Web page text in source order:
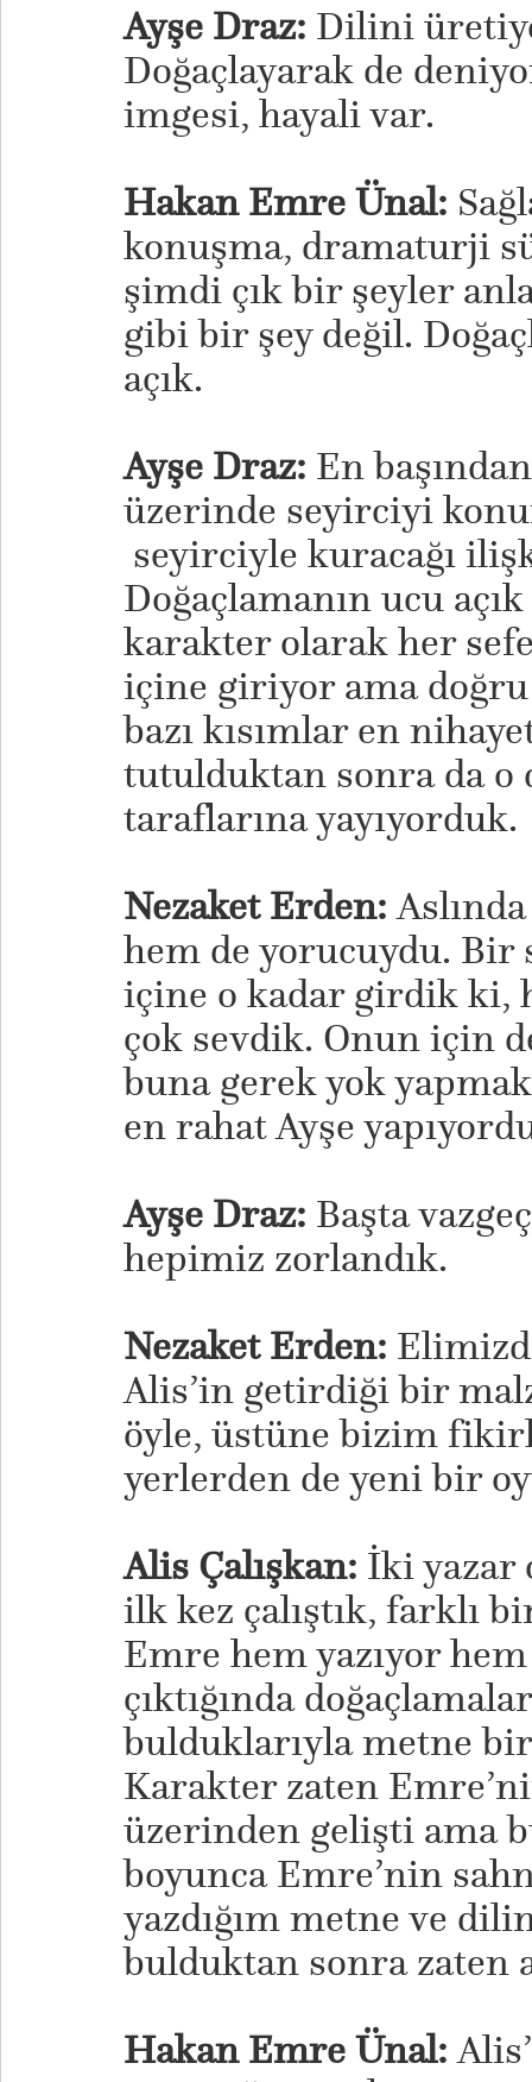
Ayşe Draz: Dilini
Doğaçlayarak de
imgesi, hayali var.
Hakan Emre Ünal:
konuşma, dramaturji
şimdi çık bir şeyler
gibi bir şey değil.
açık.
Ayşe Draz: En
üzerinde seyirciyi
seyirciyle kuracağı
Doğaçlamanın ucu
karakter olarak her
içine giriyor ama
bazı kısımlar en
tutulduktan sonra da
taraflarına yayıyorduk.
Nezaket Erden:
hem de yorucuydu.
içine o kadar girdik ki,
çok sevdik. Onun için
buna gerek yok
en rahat Ayşe
Ayşe Draz: Başta
hepimiz zorlandık.
Nezaket Erden:
Alis’in getirdiği bir
öyle, üstüne bizim
yerlerden de yeni bir
Alis Çalışkan: İki yazar
ilk kez çalıştık, farklı
Emre hem yazıyor
çıktığında
bulduklarıyla metne
Karakter zaten
üzerinden gelişti ama
boyunca Emre’nin
yazdığım metne ve
bulduktan sonra zaten
Hakan Emre Ünal: